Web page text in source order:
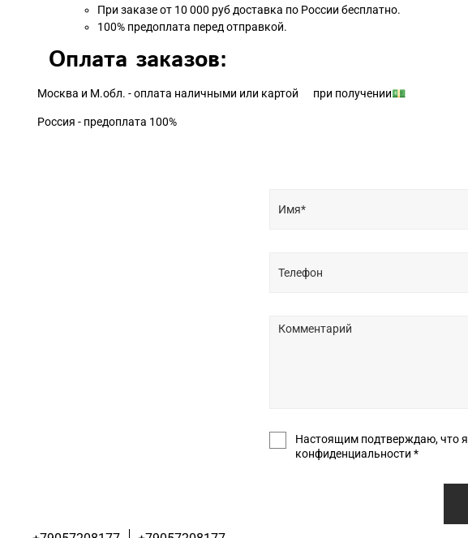
При заказе от 10 000 руб доставка по России бесплатно.
100% предоплата перед отправкой.
Оплата заказов:
Москва и М.обл. - оплата наличными или картой при получении💵
Россия - предоплата 100%
Настоящим подтверждаю, что я
конфиденциальности *